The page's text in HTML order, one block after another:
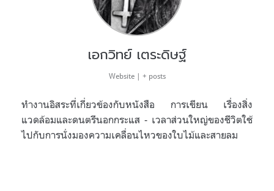
เอกวิทย์ เตระดิษฐ์
Website | + posts
ทำงานอิสระที่เกี่ยวข้องกับหนังสือ การเขียน เรื่องสิ่ง
แวดล้อมและดนตรีนอกกระแส - เวลาส่วนใหญ่ของชีวิตใช้
ไปกับการนั่งมองความเคลื่อนไหวของใบไม้และสายลม